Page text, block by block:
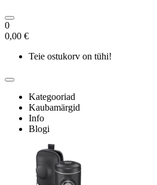
0
0,00 €
Teie ostukorv on tühi!
Kategooriad
Kaubamärgid
Info
Blogi